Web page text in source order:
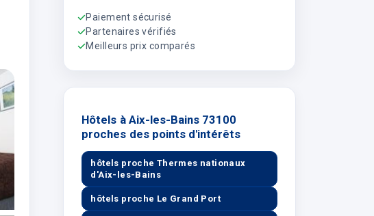
Paiement sécurisé
Partenaires vérifiés
Meilleurs prix comparés
Hôtels à Aix-les-Bains 73100
proches des points d'intérêts
hôtels proche Thermes nationaux
d'Aix-les-Bains
hôtels proche Le Grand Port